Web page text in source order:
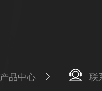
产品中心 联